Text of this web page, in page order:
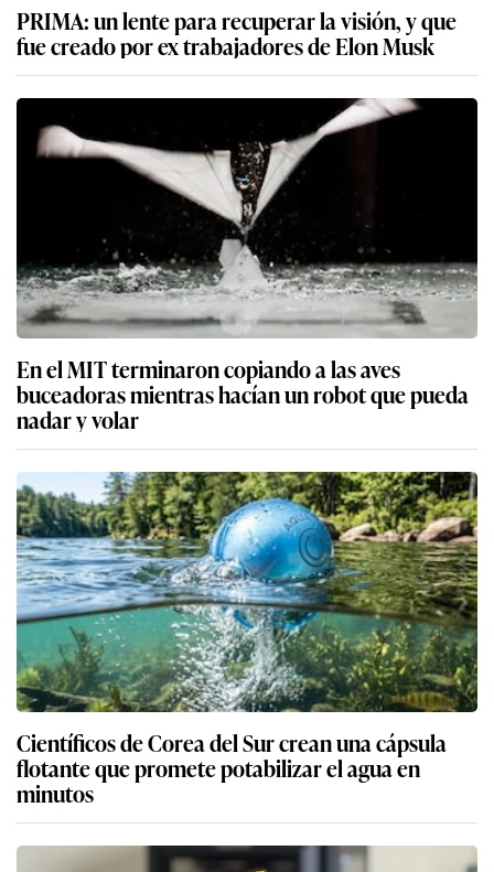
PRIMA: un lente para recuperar la visión, y que
fue creado por ex trabajadores de Elon Musk
En el MIT terminaron copiando a las aves
buceadoras mientras hacían un robot que pueda
nadar y volar
Científicos de Corea del Sur crean una cápsula
flotante que promete potabilizar el agua en
minutos